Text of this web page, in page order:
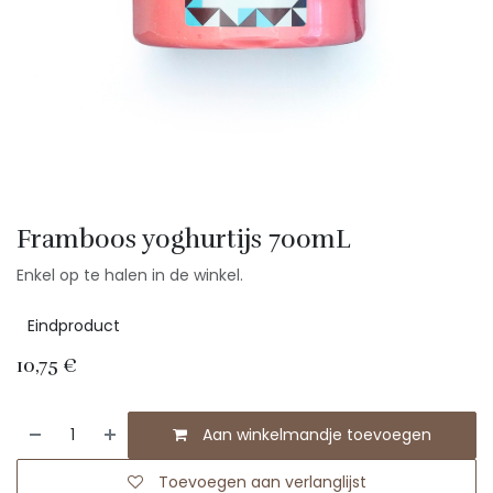
Framboos yoghurtijs 700mL
Enkel op te halen in de winkel.
Eindproduct
10,75 €
Aan winkelmandje toevoegen
Toevoegen aan verlanglijst